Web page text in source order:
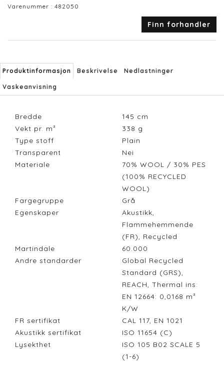
Varenummer : 482050
Finn forhandler
Produktinformasjon Beskrivelse Nedlastninger
Vaskeanvisning
Bredde 145 cm
Vekt pr. m²
338 g
Type stoff
Plain
Transparent
Nei
Materiale
70% WOOL / 30% PES
(100% RECYCLED
WOOL)
Fargegruppe
Grå
Egenskaper
Akustikk,
Flammehemmende
(FR), Recycled
Martindale
60.000
Andre standarder
Global Recycled
Standard (GRS),
REACH, Thermal ins:
EN 12664: 0,0168 m²
K/W
FR sertifikat
CAL 117, EN 1021
Akustikk sertifikat
ISO 11654 (C)
Lysekthet
ISO 105 B02 SCALE 5
(1-6)